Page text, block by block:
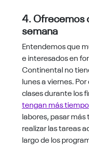
4. Ofrecemos
semana
Entendemos que
e interesados en
Continental no
lunes a viernes.
clases durante los
tengan más tiempo
labores, pasar
realizar las tareas
largo de los